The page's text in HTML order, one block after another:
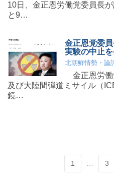
10日、金正恩労働党委員長
と9…
金正恩党委
実験の中止
北朝鮮情勢・論
金正恩労働
及び大陸間弾道ミサイル（
鏡…
1 3